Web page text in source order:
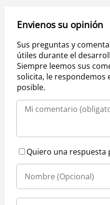
Envienos su opinión
Sus preguntas y
útiles durante el
Siempre leemos sus
solicita, le respondemos
posible.
Quiero una respuesta